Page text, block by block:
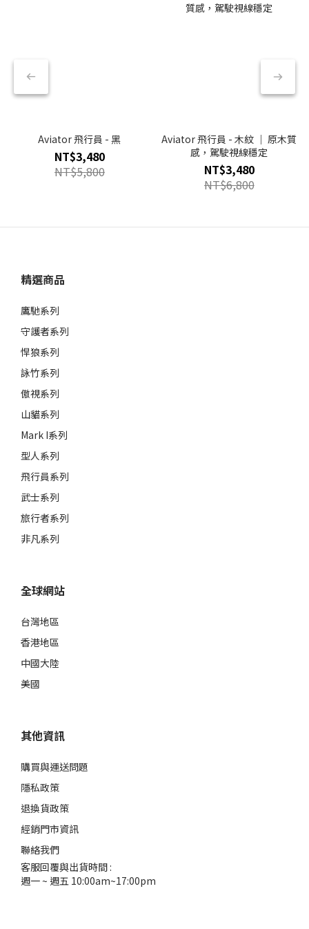
Aviator 飛行員 - 黑
NT$3,480
NT$5,800
Aviator 飛行員 - 木紋 ｜ 原木質
感，駕駛視線穩定
NT$3,480
NT$6,800
精選商品
鷹馳系列
守護者系列
悍狼系列
詠竹系列
傲視系列
山貓系列
Mark I系列
型人系列
飛行員系列
武士系列
旅行者系列
非凡系列
全球網站
台灣地區
香港地區
中國大陸
美國
其他資訊
購買與運送問題
隱私政策
退換貨政策
經銷門市資訊
聯絡我們
客服回覆與出貨時間 :
週一 ~ 週五 10:00am~17:00pm